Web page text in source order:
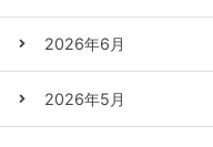
2026年6月
2026年5月